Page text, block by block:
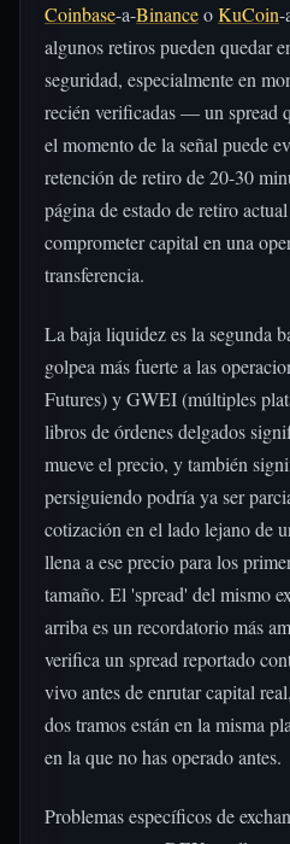
Coinbase-a-BinanceoKuCoin-
algunos retiros pueden quedar
seguridad, especialmente en
recién verificadas — un spread
el momento de la señal puede
retención de retiro de 20-30
página de estado de retiro
comprometer capital en una
transferencia.
La baja liquidez es la segunda
golpea más fuerte a las
Futures) y GWEI (múltiples
libros de órdenes delgados
mueve el precio, y también
persiguiendo podría ya ser
cotización en el lado lejano de
llena a ese precio para los
tamaño. El 'spread' del mismo
arriba es un recordatorio más
verifica un spread reportado
vivo antes de enrutar capital
dos tramos están en la misma
en la que no has operado antes.
Problemas específicos de